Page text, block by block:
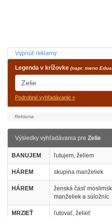
Vypnúť reklamy
Legenda v krížovke (napr. meno
Podrobné vyhľadávanie »
Výsledky vyhľadávania pre Zelie
BANUJEM ľutujem, želiem
HÁREM skupina manželiek
HÁREM
ženská časť
manželiek a súložníc
MRZIEŤ ľutovať, želieť